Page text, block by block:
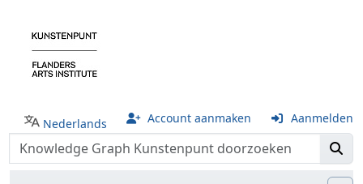
Nederlands Account aanmaken Aanmelden